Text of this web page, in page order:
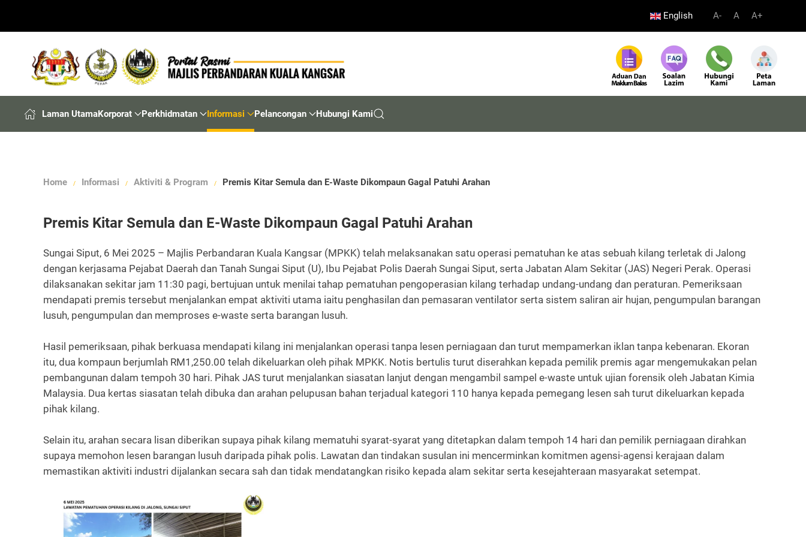
English A- A A+
Laman UtamaKorporat Perkhidmatan Informasi Pelancongan Hubungi Kami
Home Informasi Aktiviti & Program Premis Kitar Semula dan E-Waste Dikompaun Gagal Patuhi Arahan
Premis Kitar Semula dan E-Waste Dikompaun Gagal Patuhi Arahan
Sungai Siput, 6 Mei 2025 – Majlis Perbandaran Kuala Kangsar (MPKK) telah melaksanakan satu operasi pematuhan ke atas sebuah kilang terletak di Jalong
dengan kerjasama Pejabat Daerah dan Tanah Sungai Siput (U), Ibu Pejabat Polis Daerah Sungai Siput, serta Jabatan Alam Sekitar (JAS) Negeri Perak. Operasi
dilaksanakan sekitar jam 11:30 pagi, bertujuan untuk menilai tahap pematuhan pengoperasian kilang terhadap undang-undang dan peraturan. Pemeriksaan
mendapati premis tersebut menjalankan empat aktiviti utama iaitu penghasilan dan pemasaran ventilator serta sistem saliran air hujan, pengumpulan barangan
lusuh, pengumpulan dan memproses e-waste serta barangan lusuh.
Hasil pemeriksaan, pihak berkuasa mendapati kilang ini menjalankan operasi tanpa lesen perniagaan dan turut mempamerkan iklan tanpa kebenaran. Ekoran
itu, dua kompaun berjumlah RM1,250.00 telah dikeluarkan oleh pihak MPKK. Notis bertulis turut diserahkan kepada pemilik premis agar mengemukakan pelan
pembangunan dalam tempoh 30 hari. Pihak JAS turut menjalankan siasatan lanjut dengan mengambil sampel e-waste untuk ujian forensik oleh Jabatan Kimia
Malaysia. Dua kertas siasatan telah dibuka dan arahan pelupusan bahan terjadual kategori 110 hanya kepada pemegang lesen sah turut dikeluarkan kepada
pihak kilang.
Selain itu, arahan secara lisan diberikan supaya pihak kilang mematuhi syarat-syarat yang ditetapkan dalam tempoh 14 hari dan pemilik perniagaan dirahkan
supaya memohon lesen barangan lusuh daripada pihak polis. Lawatan dan tindakan susulan ini mencerminkan komitmen agensi-agensi kerajaan dalam
memastikan aktiviti industri dijalankan secara sah dan tidak mendatangkan risiko kepada alam sekitar serta kesejahteraan masyarakat setempat.